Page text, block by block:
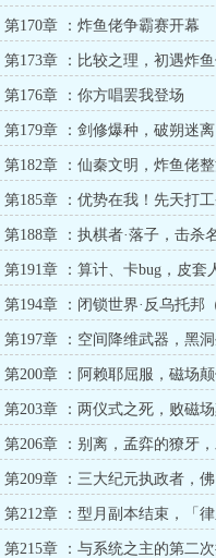
第170章 ：炸鱼佬争霸赛开幕
第173章 ：比较之理，初遇炸
第176章 ：你方唱罢我登场
第179章 ：剑修爆种，破朔迷离
第182章 ：仙秦文明，炸鱼佬
第185章 ：优势在我！先天打
第188章 ：执棋者·落子，击杀
第191章 ：算计、卡bug，皮套
第194章 ：闭锁世界·反乌托邦
不成女装！）
第197章 ：空间降维武器，黑
（日万成功！）
第200章 ：阿赖耶屈服，磁场颠
第203章 ：两仪式之死，败磁
第206章 ：别离，孟弈的獠牙，
第209章 ：三大纪元执政者，
第212章 ：型月副本结束，「
第215章 ：与系统之主的第二次